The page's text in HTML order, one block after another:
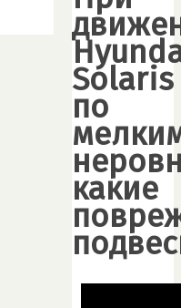
Solaris
по
какие